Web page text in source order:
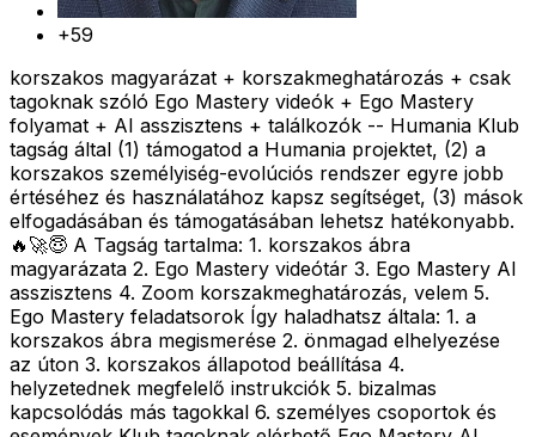
+59
korszakos magyarázat + korszakmeghatározás + csak
tagoknak szóló Ego Mastery videók + Ego Mastery
folyamat + AI asszisztens + találkozók -- Humania Klub
tagság által (1) támogatod a Humania projektet, (2) a
korszakos személyiség-evolúciós rendszer egyre jobb
értéséhez és használatához kapsz segítséget, (3) mások
elfogadásában és támogatásában lehetsz hatékonyabb.
🔥🚀😇 A Tagság tartalma: 1. korszakos ábra
magyarázata 2. Ego Mastery videótár 3. Ego Mastery AI
asszisztens 4. Zoom korszakmeghatározás, velem 5.
Ego Mastery feladatsorok Így haladhatsz általa: 1. a
korszakos ábra megismerése 2. önmagad elhelyezése
az úton 3. korszakos állapotod beállítása 4.
helyzetednek megfelelő instrukciók 5. bizalmas
kapcsolódás más tagokkal 6. személyes csoportok és